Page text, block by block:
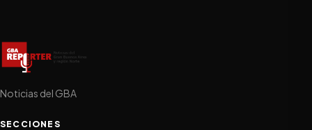
Noticias del GBA
SECCIONES